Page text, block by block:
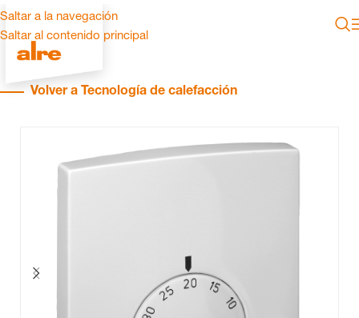
Saltar a la navegación
Saltar al contenido principal
Volver a Tecnología de calefacción